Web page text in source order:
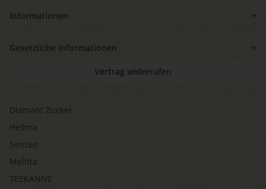
Informationen
Gesetzliche Informationen
Vertrag widerrufen
Diamant Zucker
Hellma
Senseo
Melitta
TEEKANNE